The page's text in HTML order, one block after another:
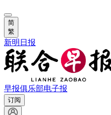
简
繁
新明日报
早报俱乐部电子报
订阅